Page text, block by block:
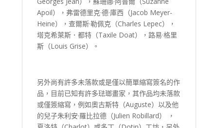
Apoil），弗雷德里克·德·庫西（Jacob Meyer-
Heine），查爾斯·勒佩克（Charles Lepec），
塔克希萊斯．都特（Taxile Doat），路易·格里
斯（Louis Grise）。
另外尚有許多未落款或是僅以簡單縮寫簽名的作
品，目前已知有許多琺瑯畫家，其作品均未落款
或僅簽縮寫，例如奧古斯特（Auguste）以及他
的兒子朱利安·羅比拉德（Julien Robillard） ，